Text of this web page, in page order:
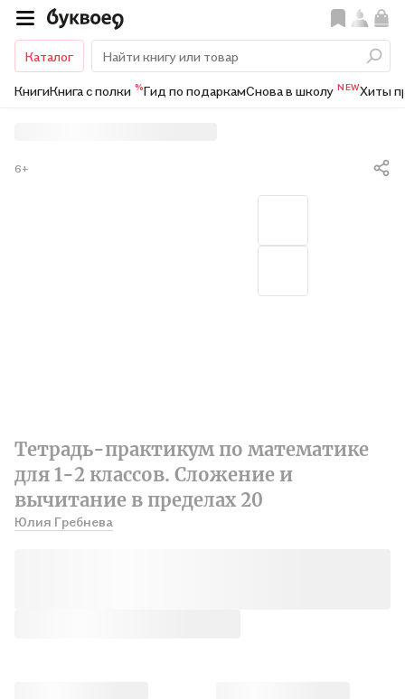
Каталог
КнигиКнига с полки %Гид по подаркамСнова в школу NEWХиты
Тетрадь-практикум по математике
для 1-2 классов. Сложение и
вычитание в пределах 20
Юлия Гребнева
6+